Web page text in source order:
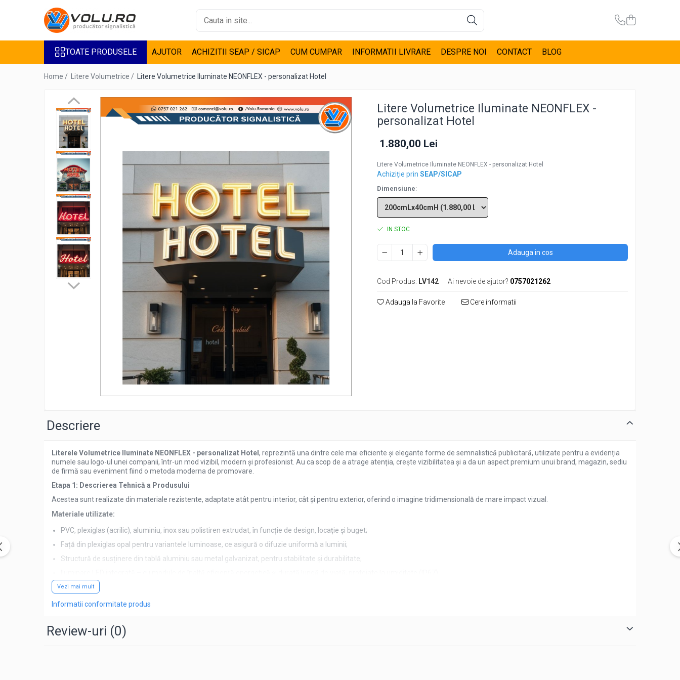
Toate Produsele
Accesorii Steaguri
Casete Luminoase
Inscriptionare Articole Textile
Inscriptionari Auto
Litere Volumetrice
Litere iluminate BEC LED
Litere iluminate LED
Litere iluminate NEONFLEX
Printuri Promotionale
Signalistica Institutii Publice
Sisteme de Afisare
TOATE PRODUSELE AJUTOR ACHIZITII SEAP / SICAP CUM CUMPAR INFORMATII LIVRARE DESPRE NOI CONTACT BLOG
Home / Litere Volumetrice / Litere Volumetrice Iluminate NEONFLEX - personalizat Hotel
Litere Volumetrice Iluminate NEONFLEX -
personalizat Hotel
1.880,00 Lei
Litere Volumetrice Iluminate NEONFLEX - personalizat Hotel
Achiziție prinSEAP/SICAP
Dimensiune:
IN STOC
Adauga in cos
Cod Produs: LV142 Ai nevoie de ajutor? 0757021262
Adauga la Favorite Cere informatii
Descriere
Literele Volumetrice Iluminate NEONFLEX - personalizat Hotel , reprezintă una dintre cele mai eficiente și elegante forme de semnalistică publicitară, utilizate pentru a evidenția
numele sau logo-ul unei companii, într-un mod vizibil, modern și profesionist. Au ca scop de a atrage atenția, crește vizibilitatea și a da un aspect premium unui brand, magazin, sediu
de firmă sau eveniment fiind o metoda moderna de promovare.
Etapa 1: Descrierea Tehnică a Produsului
Acestea sunt realizate din materiale rezistente, adaptate atât pentru interior, cât și pentru exterior, oferind o imagine tridimensională de mare impact vizual.
Materiale utilizate:
PVC, plexiglas (acrilic), aluminiu, inox sau polistiren extrudat, în funcție de design, locație și buget;
Față din plexiglas opal pentru variantele luminoase, ce asigură o difuzie uniformă a luminii;
Structură de susținere din tablă aluminiu sau metal galvanizat, pentru stabilitate și durabilitate;
Tipuri de iluminare:
Iluminare frontală– lumina se difuzează prin fața literelor;
Iluminare completă
Vezi mai mult
Informatii conformitate produs
Review-uri (0)